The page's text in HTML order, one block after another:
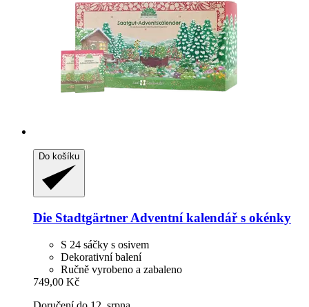
Do košíku
Die Stadtgärtner Adventní kalendář s okénky
S 24 sáčky s osivem
Dekorativní balení
Ručně vyrobeno a zabaleno
749,00 Kč